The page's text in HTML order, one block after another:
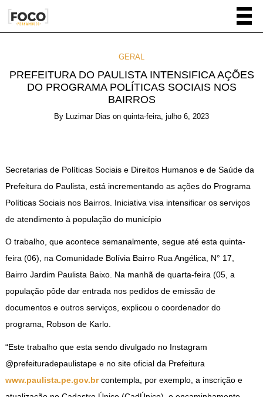
GERAL
PREFEITURA DO PAULISTA INTENSIFICA AÇÕES
DO PROGRAMA POLÍTICAS SOCIAIS NOS
BAIRROS
By Luzimar Dias on quinta-feira, julho 6, 2023
Secretarias de Políticas Sociais e Direitos Humanos e de Saúde da
Prefeitura do Paulista, está incrementando as ações do Programa
Políticas Sociais nos Bairros. Iniciativa visa intensificar os serviços
de atendimento à população do município
O trabalho, que acontece semanalmente, segue até esta quinta-
feira (06), na Comunidade Bolívia Bairro Rua Angélica, N° 17,
Bairro Jardim Paulista Baixo. Na manhã de quarta-feira (05, a
população pôde dar entrada nos pedidos de emissão de
documentos e outros serviços, explicou o coordenador do
programa, Robson de Karlo.
“Este trabalho que esta sendo divulgado no Instagram
@prefeituradepaulistape e no site oficial da Prefeitura
www.paulista.pe.gov.brcontempla, por exemplo, a inscrição e